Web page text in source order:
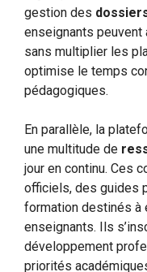
gestion des
enseignants
sans multiplier les
optimise le temps
pédagogiques.
En parallèle, la
une multitude de
jour en continu. Ces
officiels, des guides
formation destinés à
enseignants. Ils
développement
priorités